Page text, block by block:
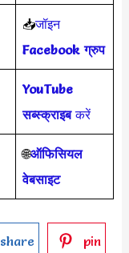
📥जॉइन
Facebook ग्रुप
YouTube
सब्स्क्राइबकरें
🌐ऑफिसियल
वेबसाइट
share pin